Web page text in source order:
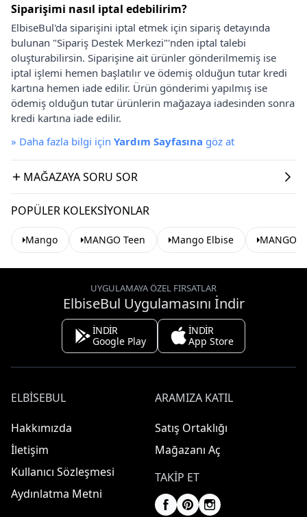
Siparişimi nasıl iptal edebilirim?
ElbiseBul'da siparişini iptal etmek için sipariş detayında
bulunan "Sipariş Destek Merkezi"'nden iptal talebi
oluşturabilirsin. Siparişine ait ürünler gönderilmemiş ise
iptal işlemi hemen başlatılır ve ödemiş olduğun tutar kredi
kartına hemen iade edilir. Ürün gönderimi yapılmış ise
ödemiş olduğun tutar ürünlerin mağazaya iadesinden sonra
kredi kartına iade edilir.
» Daha fazla bilgi için Yardım Sayfasına göz at
MAĞAZAYA SORU SOR
POPÜLER KOLEKSIYONLAR
Mango MANGO Teen Mango Elbise MANGO
UYGULAMAYA ÖZEL FIRSATLAR
ElbiseBul Uygulamasını İndir
İNDİR
Google Play
İNDİR
App Store
ELBISEBUL
Hakkımızda
İletişim
Kullanıcı Sözleşmesi
Aydınlatma Metni
ARAMIZA KATIL
Satış Ortaklığı
Mağazanı Aç
TAKIP ET